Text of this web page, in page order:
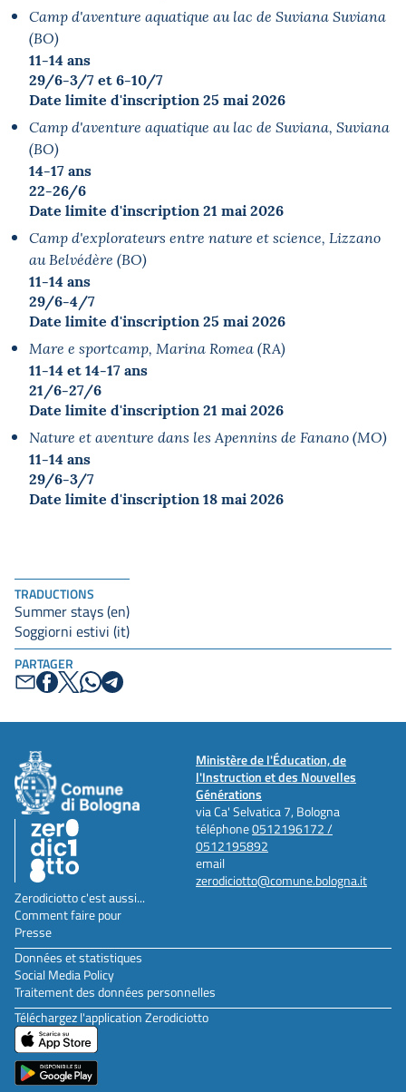
TRADUCTIONS
Summer stays (en)
Soggiorni estivi (it)
PARTAGER
Camp d'aventure aquatique au lac de Suviana Suviana
(BO)
11-14 ans
29/6-3/7 et 6-10/7
Date limite d'inscription 25 mai 2026
Camp d'aventure aquatique au lac de Suviana, Suviana
(BO)
14-17 ans
22-26/6
Date limite d'inscription 21 mai 2026
Camp d'explorateurs entre nature et science, Lizzano
au Belvédère (BO)
11-14 ans
29/6-4/7
Date limite d'inscription 25 mai 2026
Mare e sportcamp, Marina Romea (RA)
11-14 et 14-17 ans
21/6-27/6
Date limite d'inscription 21 mai 2026
Nature et aventure dans les Apennins de Fanano(MO)
11-14 ans
29/6-3/7
Date limite d'inscription 18 mai 2026
Ministère de l'Éducation, de
l'Instruction et des Nouvelles
Générations
via Ca' Selvatica 7, Bologna
téléphone0512196172 /
0512195892
email
zerodiciotto@comune.bologna.it
Zerodiciotto c'est aussi...
Comment faire pour
Presse
Données et statistiques
Social Media Policy
Traitement des données personnelles
Téléchargez l'application Zerodiciotto